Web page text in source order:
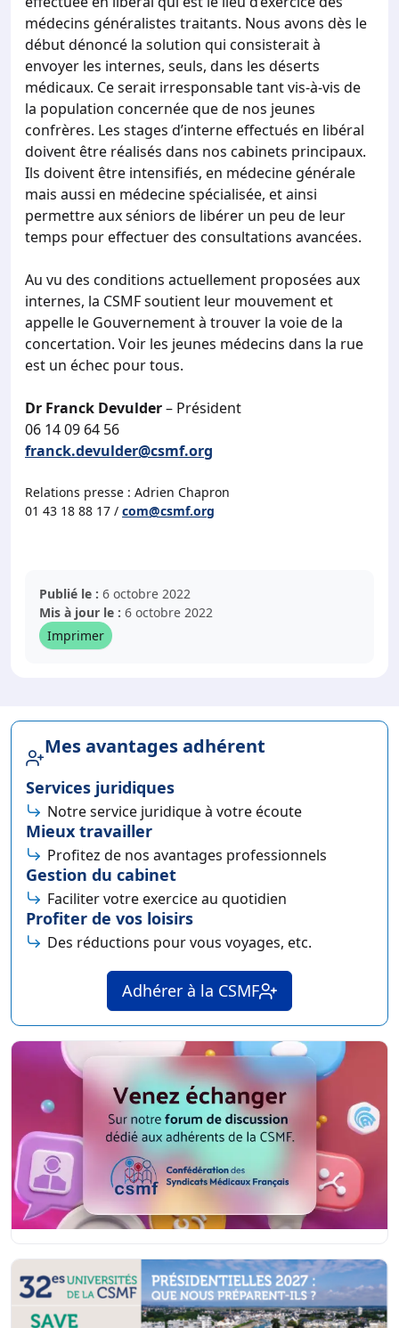
médecins généralistes traitants. Nous avons dès le
début dénoncé la solution qui consisterait à
envoyer les internes, seuls, dans les déserts
médicaux. Ce serait irresponsable tant vis-à-vis de
la population concernée que de nos jeunes
confrères. Les stages d’interne effectués en libéral
doivent être réalisés dans nos cabinets principaux.
Ils doivent être intensifiés, en médecine générale
mais aussi en médecine spécialisée, et ainsi
permettre aux séniors de libérer un peu de leur
temps pour effectuer des consultations avancées.
Au vu des conditions actuellement proposées aux
internes, la CSMF soutient leur mouvement et
appelle le Gouvernement à trouver la voie de la
concertation. Voir les jeunes médecins dans la rue
est un échec pour tous.
Dr Franck Devulder– Président
06 14 09 64 56
franck.devulder@csmf.org
Relations presse : Adrien Chapron
01 43 18 88 17 / com@csmf.org
Publié le : 6 octobre 2022
Mis à jour le : 6 octobre 2022
Imprimer
Mes avantages adhérent
Services juridiques
Notre service juridique à votre écoute
Mieux travailler
Profitez de nos avantages professionnels
Gestion du cabinet
Faciliter votre exercice au quotidien
Profiter de vos loisirs
Des réductions pour vous voyages, etc.
Adhérer à la CSMF